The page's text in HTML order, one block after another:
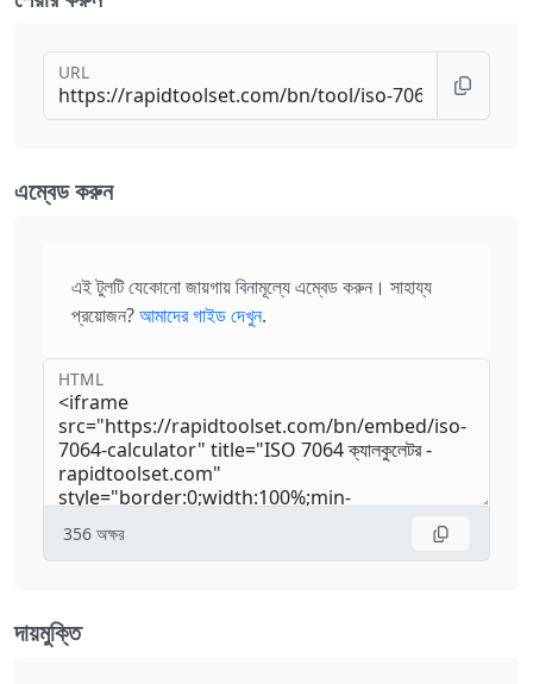
URL
এম্বেড করুন
এই টুলটি যেকোনো জায়গায় বিনামূল্যে এম্বেড করুন। সাহায্য
প্রয়োজন?আমাদের গাইড দেখুন.
HTML
356 অক্ষর
দায়মুক্তি